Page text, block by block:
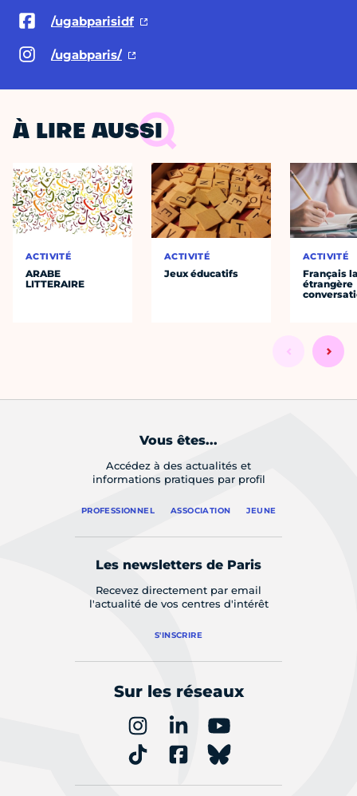
/ugabparisidf
/ugabparis/
À LIRE AUSSI
ACTIVITÉ
ARABE
LITTERAIRE
ACTIVITÉ
Jeux éducatifs
ACTIVITÉ
Français
étrangère
Vous êtes...
Accédez à des actualités et
informations pratiques par profil
PROFESSIONNEL ASSOCIATION JEUNE
Les newsletters de Paris
Recevez directement par email
l'actualité de vos centres d'intérêt
S'INSCRIRE
Sur les réseaux